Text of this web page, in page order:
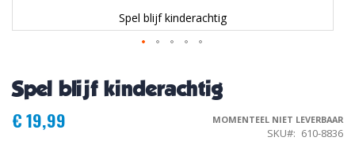
Spel blijf kinderachtig
€ 19,99 MOMENTEEL NIET LEVERBAAR
SKU 610-8836
Spel blijf kinderachtig
het
begin
van
de